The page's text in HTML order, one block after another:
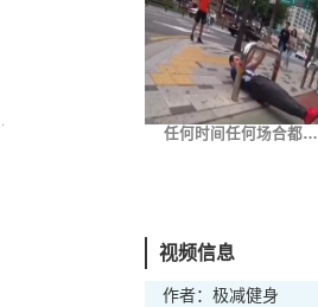
任何时间任何场合都…
视频信息
作者：极减健身